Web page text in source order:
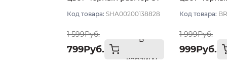
59
Код товара: SHA00200138828
1 599Руб.
799Руб.
В
корзину
размер 57-
Код товара:
1 999Руб.
999Руб.